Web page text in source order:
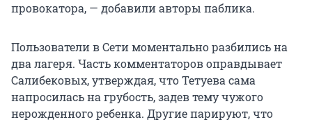
провокатора, — добавили авторы паблика.
Пользователи в Сети моментально разбились на
два лагеря. Часть комментаторов оправдывает
Салибековых, утверждая, что Тетуева сама
напросилась на грубость, задев тему чужого
нерожденного ребенка. Другие парируют, что